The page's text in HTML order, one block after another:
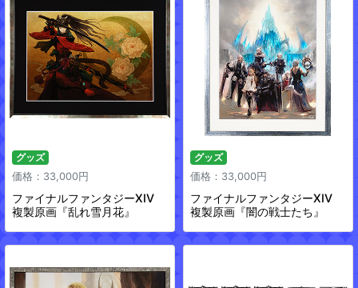
グッズ
価格：33,000円
ファイナルファンタジーXIV
複製原画『乱れ雪月花』
グッズ
価格：33,000円
ファイナルファンタジーXIV
複製原画『闇の戦士たち』